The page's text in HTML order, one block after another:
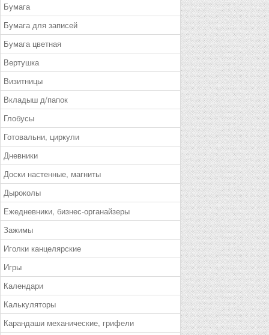
Бумага
Бумага для записей
Бумага цветная
Вертушка
Визитницы
Вкладыш д/папок
Глобусы
Готовальни, циркули
Дневники
Доски настенные, магниты
Дыроколы
Ежедневники, бизнес-органайзеры
Зажимы
Иголки канцелярские
Игры
Календари
Калькуляторы
Карандаши механические, грифели